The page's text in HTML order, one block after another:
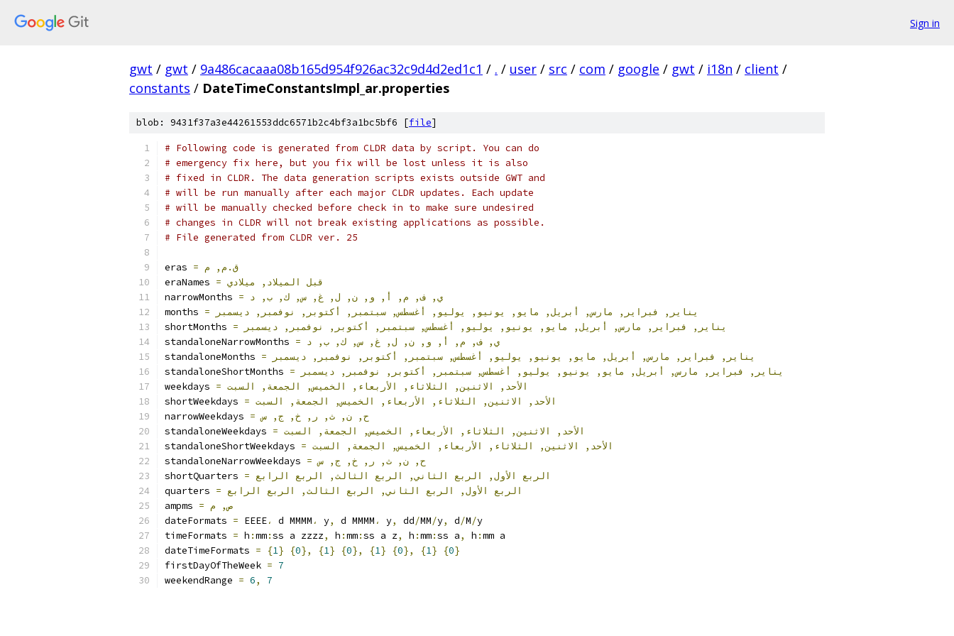
Sign in
gwt / gwt / 9a486cacaaa08b165d954f926ac32c9d4d2ed1c1 / . / user / src / com / google / gwt / i18n / client /
constants / DateTimeConstantsImpl_ar.properties
blob: 9431f37a3e44261553ddc6571b2c4bf3a1bc5bf6 [file]
# Following code is generated from CLDR data by script. You can do
# emergency fix here, but you fix will be lost unless it is also
# fixed in CLDR. The data generation scripts exists outside GWT and
# will be run manually after each major CLDR updates. Each update
# will be manually checked before check in to make sure undesired
# changes in CLDR will not break existing applications as possible.
# File generated from CLDR ver. 25
eras = ق.م,
م
eraNames = قبل الميلاد,
ميلادي
narrowMonths = ي, ف, م, أ, و, ن, ل, غ, س, ك, ب,
د
months = يناير, فبراير, مارس, أبريل, مايو, يونيو, يوليو, أغسطس, سبتمبر, أكتوبر, نوفمبر,
ديسمبر
shortMonths = يناير, فبراير, مارس, أبريل, مايو, يونيو, يوليو, أغسطس, سبتمبر, أكتوبر, نوفمبر,
ديسمبر
standaloneNarrowMonths = ي, ف, م, أ, و, ن, ل, غ, س, ك, ب,
د
standaloneMonths = يناير, فبراير, مارس, أبريل, مايو, يونيو, يوليو, أغسطس, سبتمبر, أكتوبر, نوفمبر,
ديسمبر
standaloneShortMonths = يناير, فبراير, مارس, أبريل, مايو, يونيو, يوليو, أغسطس, سبتمبر, أكتوبر, نوفمبر,
ديسمبر
weekdays = الأحد, الاثنين, الثلاثاء, الأربعاء, الخميس, الجمعة,
السبت
shortWeekdays = الأحد, الاثنين, الثلاثاء, الأربعاء, الخميس, الجمعة,
السبت
narrowWeekdays = ح, ن, ث, ر, خ, ج, س
standaloneWeekdays = الأحد, الاثنين, الثلاثاء, الأربعاء, الخميس, الجمعة,
السبت
standaloneShortWeekdays = الأحد, الاثنين, الثلاثاء, الأربعاء, الخميس, الجمعة,
السبت
standaloneNarrowWeekdays = ح, ن, ث, ر, خ, ج, س
shortQuarters = الربع الأول, الربع الثاني, الربع الثالث, الربع
الرابع
quarters = الربع الأول, الربع الثاني, الربع الثالث, الربع
الرابع
ampms = ص,
م
dateFormats = EEEE، d MMMM ، y, d MMMM ، y, dd‏/MM‏/y, d‏/M‏/y
timeFormats = h :mm:ss a zzzz, h :mm:ss a z, h :mm:ss a, h :mm a
dateTimeFormats = {1} {0}, {1} {0}, {1} {0}, {1} {0}
firstDayOfTheWeek = 7
weekendRange = 6, 7